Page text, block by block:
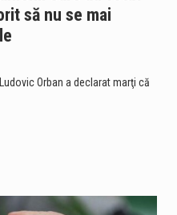
să nu se mai
Orban a declarat marţi că